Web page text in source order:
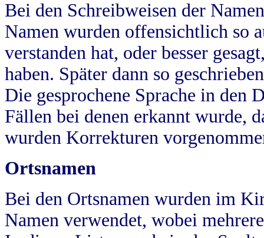
Bei den Schreibweisen der
Namen wurden offensichtlich so
verstanden hat, oder besser
haben. Später dann so
Die gesprochene Sprache in
Fällen bei denen erkannt wurde,
wurden Korrekturen
Ortsnamen
Bei den Ortsnamen wurden im
Namen verwendet, wobei